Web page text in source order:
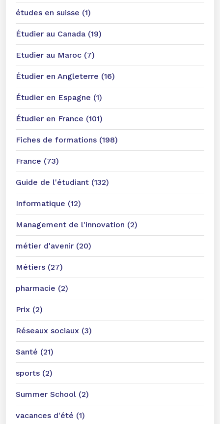
études en suisse (1)
Étudier au Canada (19)
Etudier au Maroc (7)
Étudier en Angleterre (16)
Étudier en Espagne (1)
Étudier en France (101)
Fiches de formations (198)
France (73)
Guide de l'étudiant (132)
Informatique (12)
Management de l'innovation (2)
métier d'avenir (20)
Métiers (27)
pharmacie (2)
Prix (2)
Réseaux sociaux (3)
Santé (21)
sports (2)
Summer School (2)
vacances d'été (1)